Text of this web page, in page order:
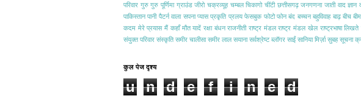
परिवार गुरु गुरु पूर्णिमा ग्राउंड जीरो चक्रव्यूह चम्बल चिकागो चींटी छत्तीसगढ़ जनगणना जाती वाद ज्ञान
पाकिस्तान पानी पैटर्न वाला सपना प्यास प्रकृति प्रलय फेसबुक फोटो फोन बंद बच्चन बहुविवाह बाढ़ बीच
कदम मेरे प्रयास मैं कहाँ मौत यादें रक्षा बंधन राजनीती राष्ट्र मंडल राष्ट्र मंडल खेल राष्ट्रभाषा लिखते
संयुक्त परिवार संस्कृति समीर चालीसा समीर लाल सयाना सर्वश्रेष्ट ब्लॉगर साईं सानिया मिर्ज़ा सुबह सूचना
कुल पेज दृश्य
u n d e f i n e d